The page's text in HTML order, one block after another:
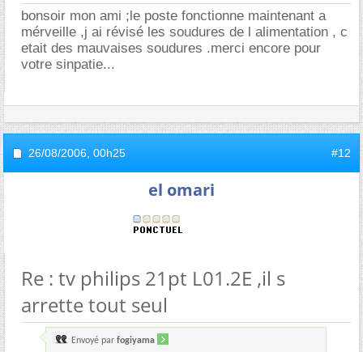
bonsoir mon ami ;le poste fonctionne maintenant a
mérveille ,j ai révisé les soudures de l alimentation , c
etait des mauvaises soudures .merci encore pour
votre sinpatie...
26/08/2006, 00h25 #12
el omari
Re : tv philips 21pt L01.2E ,il s
arrette tout seul
Envoyé par fogiyama